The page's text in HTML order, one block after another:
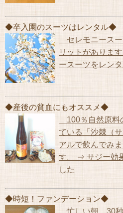
◆卒入園のスーツはレンタル◆
セレモニースー
リットがありま
ースーツをレン
◆産後の貧血にもオススメ◆
100％自然原料
ている「沙棘（
アルで飲んでみ
す。 ⇒ サジー効
した
◆時短！ファンデーション◆